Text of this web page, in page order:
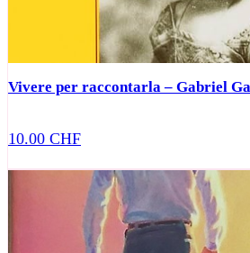
Vivere per raccontarla – Gabriel
10.00 CHF